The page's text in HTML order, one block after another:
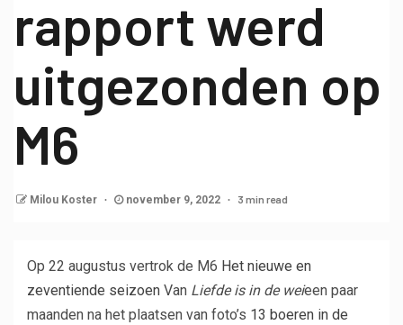
rapport werd
uitgezonden op
M6
Milou Koster november 9, 2022 3 min read
Op 22 augustus vertrok de M6 Het nieuwe en
zeventiende seizoen Van Liefde is in de weieen paar
maanden na het plaatsen van foto’s 13 boeren in de